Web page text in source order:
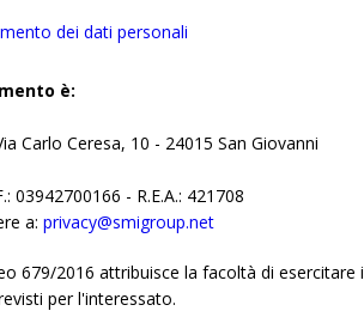
dei dati personali
è:
Carlo Ceresa, 10 - 24015 San Giovanni
03942700166 - R.E.A.: 421708
a: privacy@smigroup.net
679/2016 attribuisce la facoltà di esercitare i
per l'interessato.